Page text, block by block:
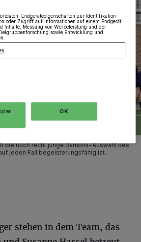
die noch recht junge Bambini-Auswahl des
jeden Fall begeisterungsfähig ist.
stehen in dem Team, das
Endgeräteeigenschaften zur Identifikation
oder Zugriff auf Informationen auf einem Endgerät.
Inhalte, Messung von Werbeleistung und der
sowie Entwicklung und
OK